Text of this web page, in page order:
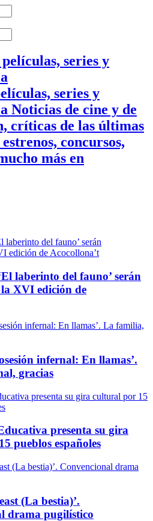
series y
Noticias de cine y de
críticas de las últimas
concursos,
más en
‘El laberinto del fauno’ serán
XVI edición de
infernal: En llamas’.
gracias
presenta su gira
pueblos españoles
(La bestia)’.
drama pugilístico